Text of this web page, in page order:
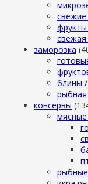
свежая
заморозка
блины
консервы